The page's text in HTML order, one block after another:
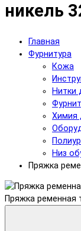
никель
Главная
Фурнитура
Кожа
Нитки
Химия
Низ
Пряжка
Пряжка ременная